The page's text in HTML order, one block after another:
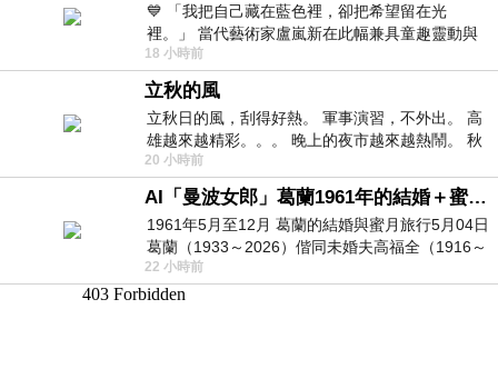
💙 「我把自己藏在藍色裡，卻把希望留在光
裡。」 當代藝術家盧嵐新在此幅兼具童趣靈動與
抽象韻味的新作中，用湛藍的羽翼般色塊包覆著
18 小時前
立秋的風
立秋日的風，刮得好熱。 軍事演習，不外出。 高
雄越來越精彩。。。 晚上的夜市越來越熱鬧。 秋
天的風刮得很熱 夜遊消暑熱。。。
20 小時前
AI「曼波女郎」葛蘭1961年的結婚＋蜜月旅行 #戀上老電影 #葛蘭 #粟子
1961年5月至12月 葛蘭的結婚與蜜月旅行5月04日
葛蘭（1933～2026）偕同未婚夫高福全（1916～
2004）乘郵輪赴倫敦6月15日於英國倫敦St.S
22 小時前